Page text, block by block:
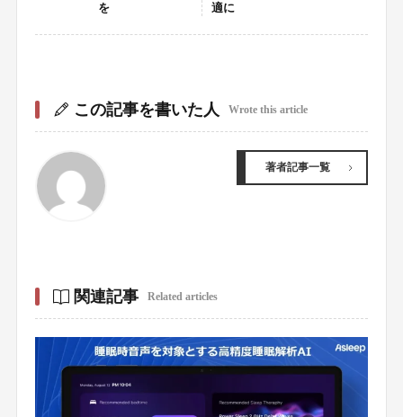
を 適に
この記事を書いた人 Wrote this article
著者記事一覧
関連記事 Related articles